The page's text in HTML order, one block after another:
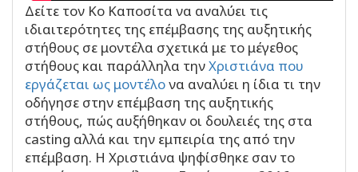
Δείτε τον Κο Καποσίτα να αναλύει τις
ιδιαιτερότητες της επέμβασης της αυξητικής
στήθους σε μοντέλα σχετικά με το μέγεθος
στήθους και παράλληλα τηνΧριστιάνα που
εργάζεται ως μοντέλονα αναλύει η ίδια τι την
οδήγησε στην επέμβαση της αυξητικής
στήθους, πώς αυξήθηκαν οι δουλειές της στα
casting αλλά και την εμπειρία της από την
επέμβαση. Η Χριστιάνα ψηφίσθηκε σαν το